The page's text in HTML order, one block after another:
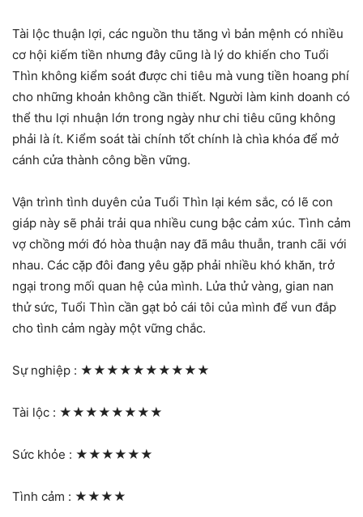
Tài lộc thuận lợi, các nguồn thu tăng vì bản mệnh có nhiều
cơ hội kiếm tiền nhưng đây cũng là lý do khiến cho Tuổi
Thìn không kiểm soát được chi tiêu mà vung tiền hoang phí
cho những khoản không cần thiết. Người làm kinh doanh có
thể thu lợi nhuận lớn trong ngày như chi tiêu cũng không
phải là ít. Kiểm soát tài chính tốt chính là chìa khóa để mở
cánh cửa thành công bền vững.
Vận trình tình duyên của Tuổi Thìn lại kém sắc, có lẽ con
giáp này sẽ phải trải qua nhiều cung bậc cảm xúc. Tình cảm
vợ chồng mới đó hòa thuận nay đã mâu thuẫn, tranh cãi với
nhau. Các cặp đôi đang yêu gặp phải nhiều khó khăn, trở
ngại trong mối quan hệ của mình. Lửa thử vàng, gian nan
thử sức, Tuổi Thìn cần gạt bỏ cái tôi của mình để vun đắp
cho tình cảm ngày một vững chắc.
Sự nghiệp : ★★★★★★★★★★
Tài lộc : ★★★★★★★★
Sức khỏe : ★★★★★★
Tình cảm : ★★★★